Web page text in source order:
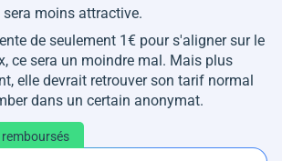
moins attractive.
de seulement 1€ pour s'aligner sur le
ce sera un moindre mal. Mais plus
elle devrait retrouver son tarif normal
dans un certain anonymat.